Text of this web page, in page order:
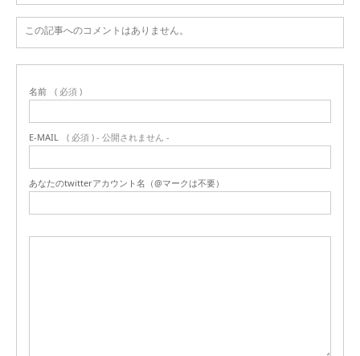
この記事へのコメントはありません。
名前 ( 必須 )
E-MAIL ( 必須 ) - 公開されません -
あなたのtwitterアカウント名（@マークは不要）